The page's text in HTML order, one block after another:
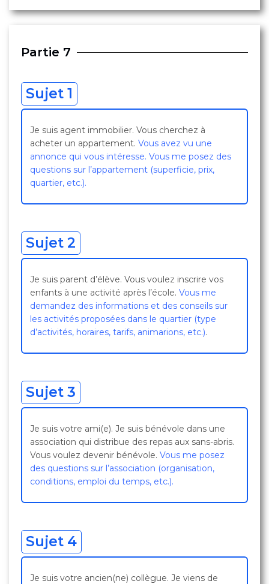
Partie 7
Sujet 1
Je suis agent immobilier. Vous cherchez à
acheter un appartement. Vous avez vu une
annonce qui vous intéresse. Vous me posez des
questions sur l’appartement (superficie, prix,
quartier, etc.).
Sujet 2
Je suis parent d’élève. Vous voulez inscrire vos
enfants à une activité après l’école. Vous me
demandez des informations et des conseils sur
les activités proposées dans le quartier (type
d’activités, horaires, tarifs, animarions, etc.).
Sujet 3
Je suis votre ami(e). Je suis bénévole dans une
association qui distribue des repas aux sans-abris.
Vous voulez devenir bénévole. Vous me posez
des questions sur l’association (organisation,
conditions, emploi du temps, etc.).
Sujet 4
Je suis votre ancien(ne) collègue. Je viens de